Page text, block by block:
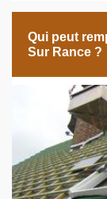
Qui peut
Sur Rance ?